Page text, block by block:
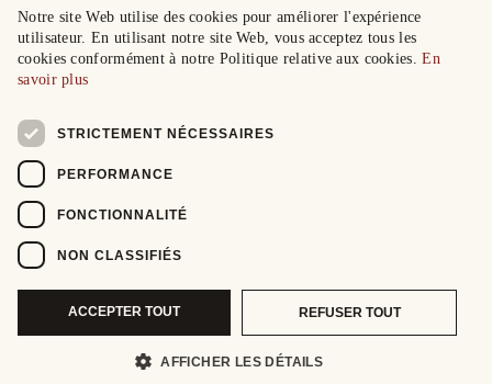
Notre site Web utilise des cookies pour améliorer l'expérience
utilisateur. En utilisant notre site Web, vous acceptez tous les
cookies conformément à notre Politique relative aux cookies.En
savoir plus
STRICTEMENT NÉCESSAIRES
PERFORMANCE
FONCTIONNALITÉ
NON CLASSIFIÉS
ACCEPTER TOUT REFUSER TOUT
AFFICHER LES DÉTAILS